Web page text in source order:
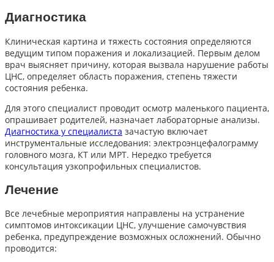
Диагностика
Клиническая картина и тяжесть состояния определяются
ведущим типом поражения и локализацией. Первым делом
врач выясняет причину, которая вызвала нарушение работы
ЦНС, определяет область поражения, степень тяжести
состояния ребенка.
Для этого специалист проводит осмотр маленького пациента,
опрашивает родителей, назначает лабораторные анализы.
Диагностика у специалиста зачастую включает
инструментальные исследования: электроэнцефалограмму
головного мозга, КТ или МРТ. Нередко требуется
консультация узкопрофильных специалистов.
Лечение
Все лечебные мероприятия направлены на устранение
симптомов интоксикации ЦНС, улучшение самочувствия
ребенка, предупреждение возможных осложнений. Обычно
проводится: